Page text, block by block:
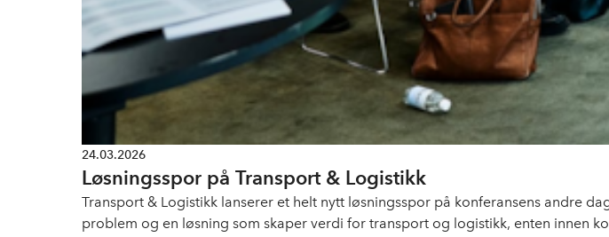
24.03.2026
Løsningsspor på Transport & Logistikk
Transport & Logistikk lanserer et helt nytt løsningsspor på konferansens andre
problem og en løsning som skaper verdi for transport og logistikk, enten innen